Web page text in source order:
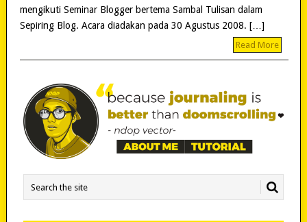
mengikuti Seminar Blogger bertema Sambal Tulisan dalam
Sepiring Blog. Acara diadakan pada 30 Agustus 2008. […]
Read More